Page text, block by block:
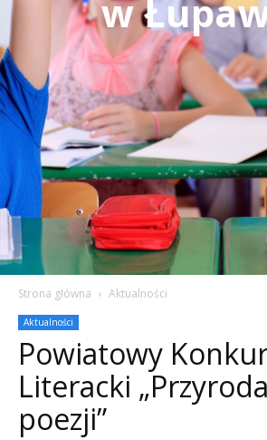
w
Strona główna Aktualności
Aktualności
Powiatowy
Literacki
poezji”